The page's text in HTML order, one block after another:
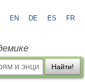
EN DE ES FR
Найти!